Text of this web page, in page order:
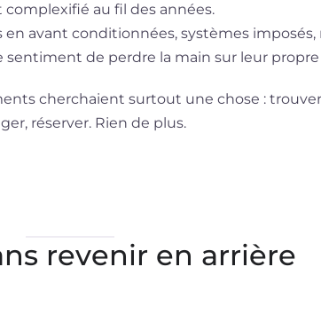
complexifié au fil des années.
avant conditionnées, systèmes imposés,
de perdre la main sur leur
cherchaient surtout une chose :
réserver. Rien de plus.
revenir en arrière